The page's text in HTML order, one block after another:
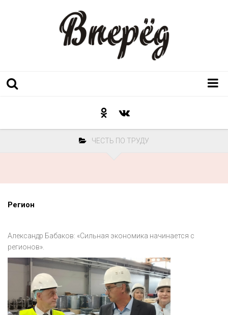
Послесловие к празднику
Акция
Конкурс
Люди родного края
Национальные проекты
ЧЕСТЬ ПО ТРУДУ
Регион
Александр Бабаков: «Сильная экономика начинается с
регионов».